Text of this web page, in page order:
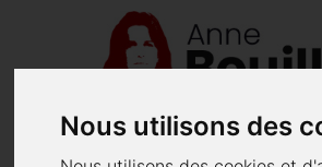
Nous utilisons des